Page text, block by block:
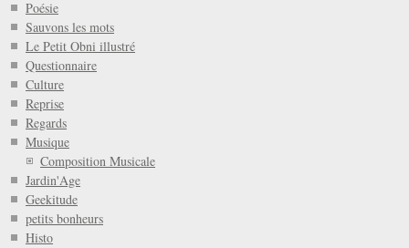
Poésie
Sauvons les mots
Le Petit Obni illustré
Questionnaire
Culture
Reprise
Regards
Musique
Composition Musicale
Jardin'Age
Geekitude
petits bonheurs
Histo